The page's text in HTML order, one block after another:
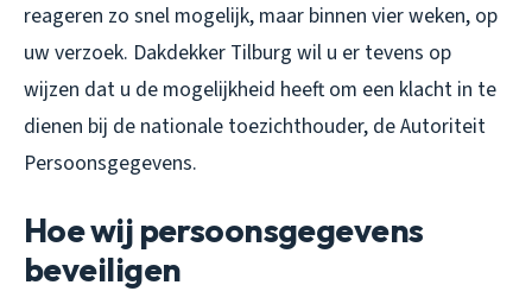
reageren zo snel mogelijk, maar binnen vier weken, op
uw verzoek. Dakdekker Tilburg wil u er tevens op
wijzen dat u de mogelijkheid heeft om een klacht in te
dienen bij de nationale toezichthouder, de Autoriteit
Persoonsgegevens.
Hoe wij persoonsgegevens
beveiligen